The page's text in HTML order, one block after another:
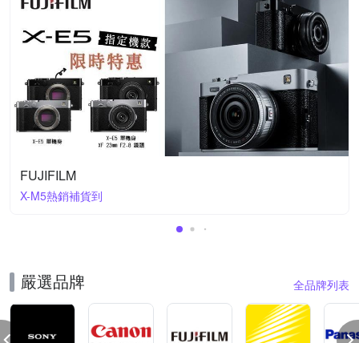
FUJIFILM
X-M5熱銷補貨到
嚴選品牌 全品牌列表